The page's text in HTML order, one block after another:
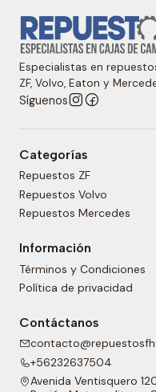
Especialistas en
ZF, Volvo, Eaton y
Síguenos
Categorías
Repuestos ZF
Repuestos Volvo
Repuestos Mercedes
Información
Términos y Condiciones
Política de privacidad
Contáctanos
+56232637504
Avenida Ventisquero